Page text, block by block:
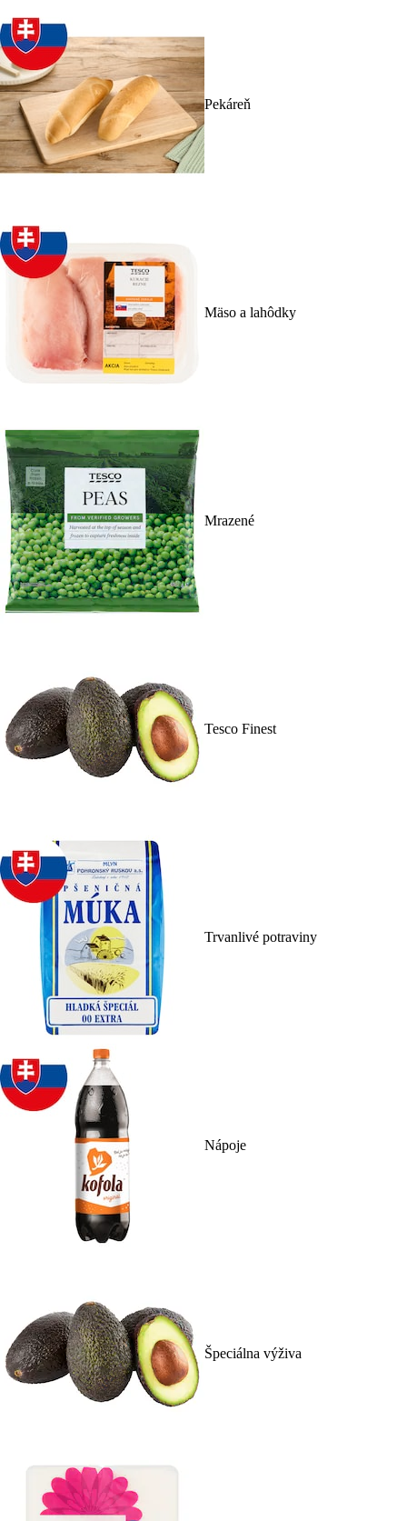
Pekáreň
Mäso a lahôdky
Mrazené
Tesco Finest
Trvanlivé potraviny
Nápoje
Špeciálna výživa